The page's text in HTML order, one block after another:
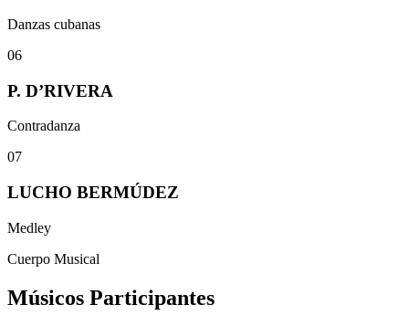
Danzas cubanas
06
P. D’RIVERA
Contradanza
07
LUCHO BERMÚDEZ
Medley
Cuerpo Musical
Músicos Participantes